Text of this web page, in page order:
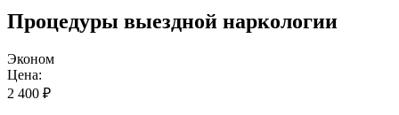
Процедуры выездной наркологии
Эконом
Цена:
2 400 ₽